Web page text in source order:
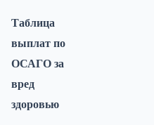
Таблица
выплат по
ОСАГО за
вред
здоровью